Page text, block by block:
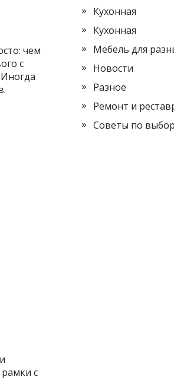
чем
с
с
Кухонная
Кухонная
Мебель для
Новости
Разное
Ремонт и
Советы по